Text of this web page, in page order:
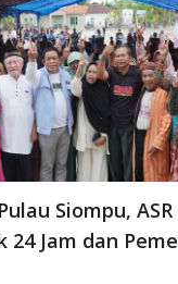
Siompu,
24 Jam dan